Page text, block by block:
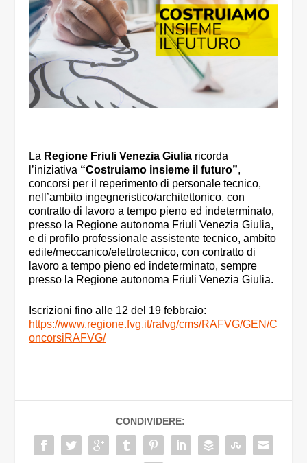
La Regione Friuli Venezia Giulia ricorda
l’iniziativa “Costruiamo insieme il futuro”,
concorsi per il reperimento di personale tecnico,
nell’ambito ingegneristico/architettonico, con
contratto di lavoro a tempo pieno ed indeterminato,
presso la Regione autonoma Friuli Venezia Giulia,
e di profilo professionale assistente tecnico, ambito
edile/meccanico/elettrotecnico, con contratto di
lavoro a tempo pieno ed indeterminato, sempre
presso la Regione autonoma Friuli Venezia Giulia.
Iscrizioni fino alle 12 del 19 febbraio:
https://www.regione.fvg.it/rafvg/cms/RAFVG/GEN/C
oncorsiRAFVG/
CONDIVIDERE: